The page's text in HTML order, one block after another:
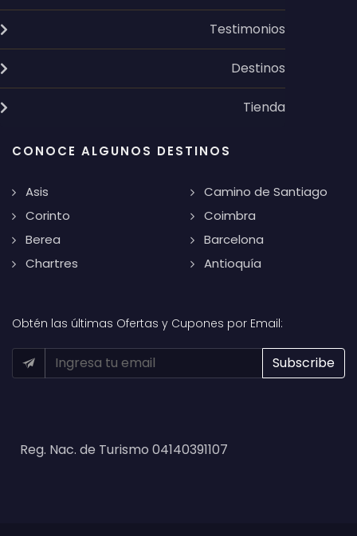
Testimonios
Destinos
Tienda
CONOCE ALGUNOS DESTINOS
Asis
Corinto
Berea
Chartres
Camino de Santiago
Coimbra
Barcelona
Antioquía
Obtén las últimas Ofertas y Cupones por Email:
Reg. Nac. de Turismo 04140391107